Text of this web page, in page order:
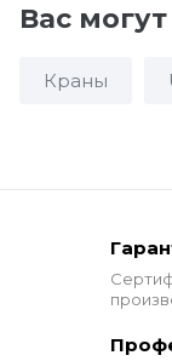
Вас
Краны